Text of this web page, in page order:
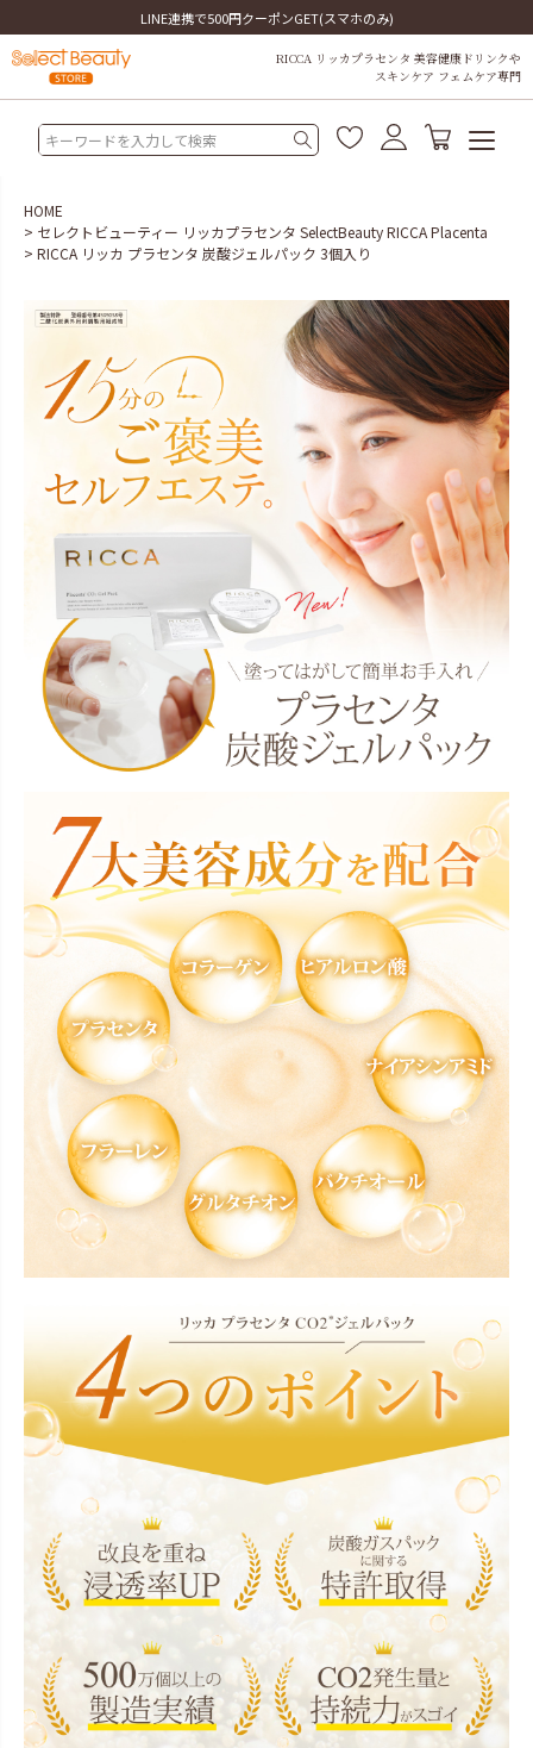
LINE連携で500円クーポンGET(スマホのみ)
RICCA リッカプラセンタ 美容健康ドリンクや
スキンケア フェムケア専門
HOME
セレクトビューティー リッカプラセンタ SelectBeauty RICCA Placenta
RICCA リッカ プラセンタ 炭酸ジェルパック 3個入り